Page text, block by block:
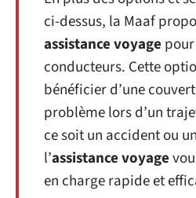
ci-dessus, la Maaf
assistance voyage
conducteurs. Cette
bénéficier d’une
problème lors d’un
ce soit un accident ou
l’assistance voyage
en charge rapide et